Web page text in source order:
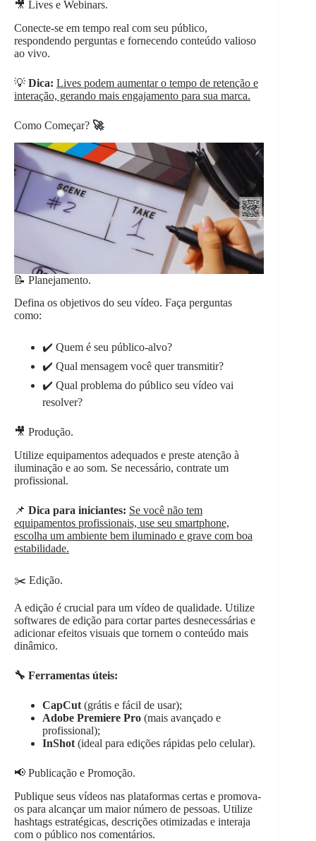
🎥 Lives e Webinars.
Conecte-se em tempo real com seu público,
respondendo perguntas e fornecendo conteúdo valioso
ao vivo.
💡 Dica: Lives podem aumentar o tempo de retenção e
interação, gerando mais engajamento para sua marca.
Como Começar? 🚀
📝 Planejamento.
Defina os objetivos do seu vídeo. Faça perguntas
como:
✔️ Quem é seu público-alvo?
✔️ Qual mensagem você quer transmitir?
✔️ Qual problema do público seu vídeo vai
resolver?
🎥 Produção.
Utilize equipamentos adequados e preste atenção à
iluminação e ao som. Se necessário, contrate um
profissional.
📌 Dica para iniciantes: Se você não tem
equipamentos profissionais, use seu smartphone,
escolha um ambiente bem iluminado e grave com boa
estabilidade.
✂️ Edição.
A edição é crucial para um vídeo de qualidade. Utilize
softwares de edição para cortar partes desnecessárias e
adicionar efeitos visuais que tornem o conteúdo mais
dinâmico.
🔧 Ferramentas úteis:
CapCut (grátis e fácil de usar);
Adobe Premiere Pro (mais avançado e
profissional);
InShot (ideal para edições rápidas pelo celular).
📢 Publicação e Promoção.
Publique seus vídeos nas plataformas certas e promova-
os para alcançar um maior número de pessoas. Utilize
hashtags estratégicas, descrições otimizadas e interaja
com o público nos comentários.